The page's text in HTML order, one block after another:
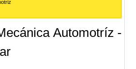
Automotríz -